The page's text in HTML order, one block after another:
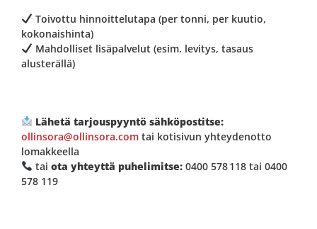
Toivottu hinnoittelutapa (per tonni, per kuutio,
kokonaishinta)
Mahdolliset lisäpalvelut (esim. levitys, tasaus
alusterällä)
Lähetä tarjouspyyntö sähköpostitse:
ollinsora@ollinsora.comtai kotisivun yhteydenotto
lomakkeella
tai ota yhteyttä puhelimitse:0400 578 118 tai 0400
578 119